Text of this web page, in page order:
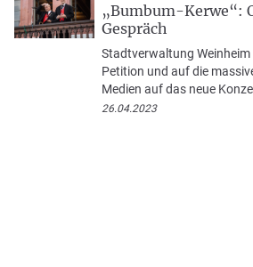
„Bumbum-Kerwe“:
Gespräch
Stadtverwaltung
Petition und auf die
Medien auf das neue
26.04.2023